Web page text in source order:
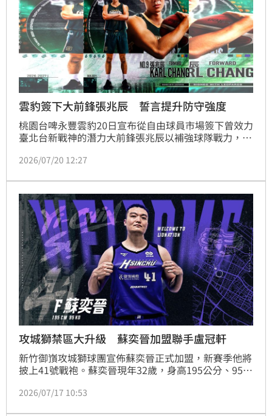
雲豹簽下大前鋒張兆辰 誓言提升防守強度
桃園台啤永豐雲豹20日宣布從自由球員市場簽下曾效力
臺北台新戰神的潛力大前鋒張兆辰以補強球隊戰力，總
本土大前鋒戰力，相信張兆辰的機動性與籃球IQ，能幫
力。」
2026/07/20 12:27
攻城獅禁區大升級 蘇奕晉加盟聯手盧冠軒
新竹御嵿攻城獅球團宣佈蘇奕晉正式加盟，新賽季他將
披上41號戰袍。蘇奕晉現年32歲，身高195公分、95公
新戰神，也曾代表臺灣出戰2017年世大運與2020年亞
2026/07/17 10:53